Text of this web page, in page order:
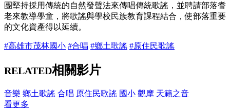
團堅持採用傳統的自然發聲法來傳唱傳統歌謠，並聘請部落耆
老來教導學童，將歌謠與學校民族教育課程結合，使部落重要
的文化資產得以延續。
#高雄市茂林國小 #合唱 #鄉土歌謠 #原住民歌謠
RELATED相關影片
音樂 鄉土歌謠 合唱 原住民歌謠 國小 觀摩 天籟之音
看更多